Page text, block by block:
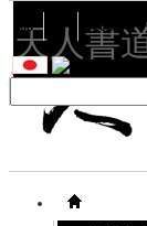
天人
08 07 2026
天人書